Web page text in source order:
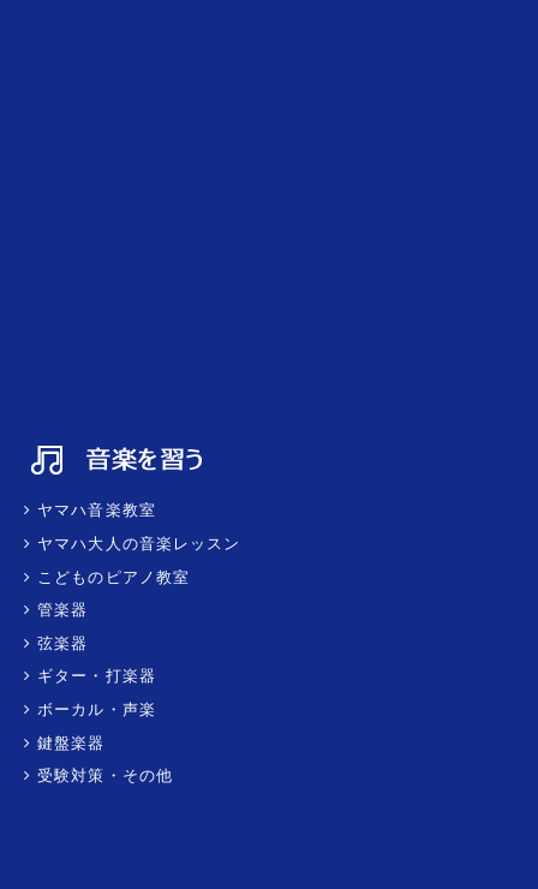
ヤマハ音楽教室
ヤマハ大人の音楽レッスン
こどものピアノ教室
管楽器
弦楽器
ギター・打楽器
ボーカル・声楽
鍵盤楽器
受験対策・その他